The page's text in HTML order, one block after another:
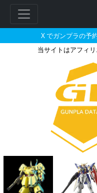
X でガンプラの予
当サイトはアフィ
HG 1/144 シ